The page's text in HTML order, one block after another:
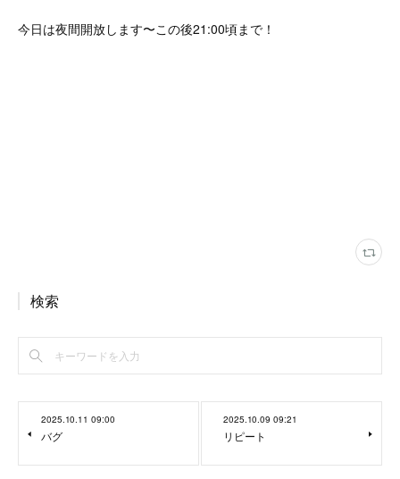
今日は夜間開放します〜この後21:00頃まで！
検索
2025.10.11 09:00
バグ
2025.10.09 09:21
リピート